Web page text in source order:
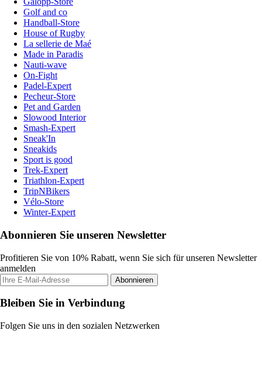
Golf and co
Handball-Store
House of Rugby
La sellerie de Maé
Made in Paradis
Nauti-wave
On-Fight
Padel-Expert
Pecheur-Store
Pet and Garden
Slowood Interior
Smash-Expert
Sneak'In
Sneakids
Sport is good
Trek-Expert
Triathlon-Expert
TripNBikers
Vélo-Store
Winter-Expert
Abonnieren Sie unseren Newsletter
Profitieren Sie von 10% Rabatt, wenn Sie sich für unseren Newsletter
anmelden
Abonnieren
Bleiben Sie in Verbindung
Folgen Sie uns in den sozialen Netzwerken